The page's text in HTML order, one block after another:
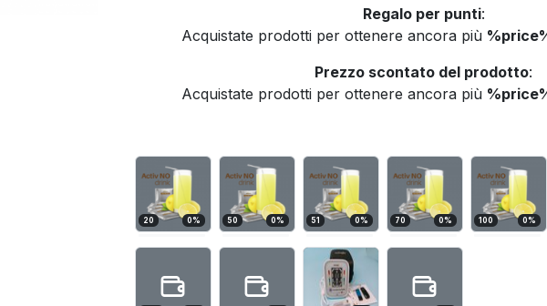
Regalo per punti:
Acquistate prodotti per ottenere ancora più
Prezzo scontato del prodotto:
Acquistate prodotti per ottenere ancora più
20 0% 50 0% 51 0% 70 0% 100 0%